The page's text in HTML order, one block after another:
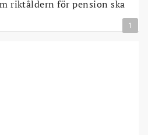
riktåldern för pension ska
1